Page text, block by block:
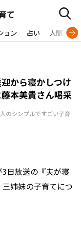
ョン 占い 人間関係
から寝かしつけ
本美貴さん喝采
のシンプルですごい子育
日放送の『夫が寝
姉妹の子育てにつ